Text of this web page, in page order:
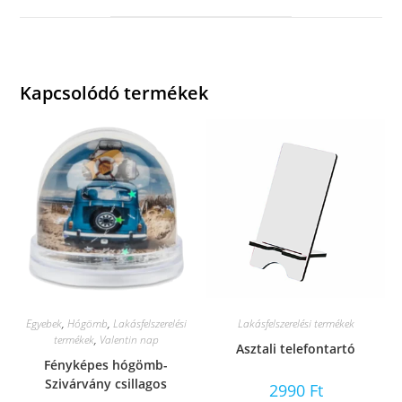
Kapcsolódó termékek
Egyebek, Hógömb, Lakásfelszerelési
termékek, Valentin nap
Fényképes hógömb-
Szivárvány csillagos
Lakásfelszerelési termékek
Asztali telefontartó
2990 Ft